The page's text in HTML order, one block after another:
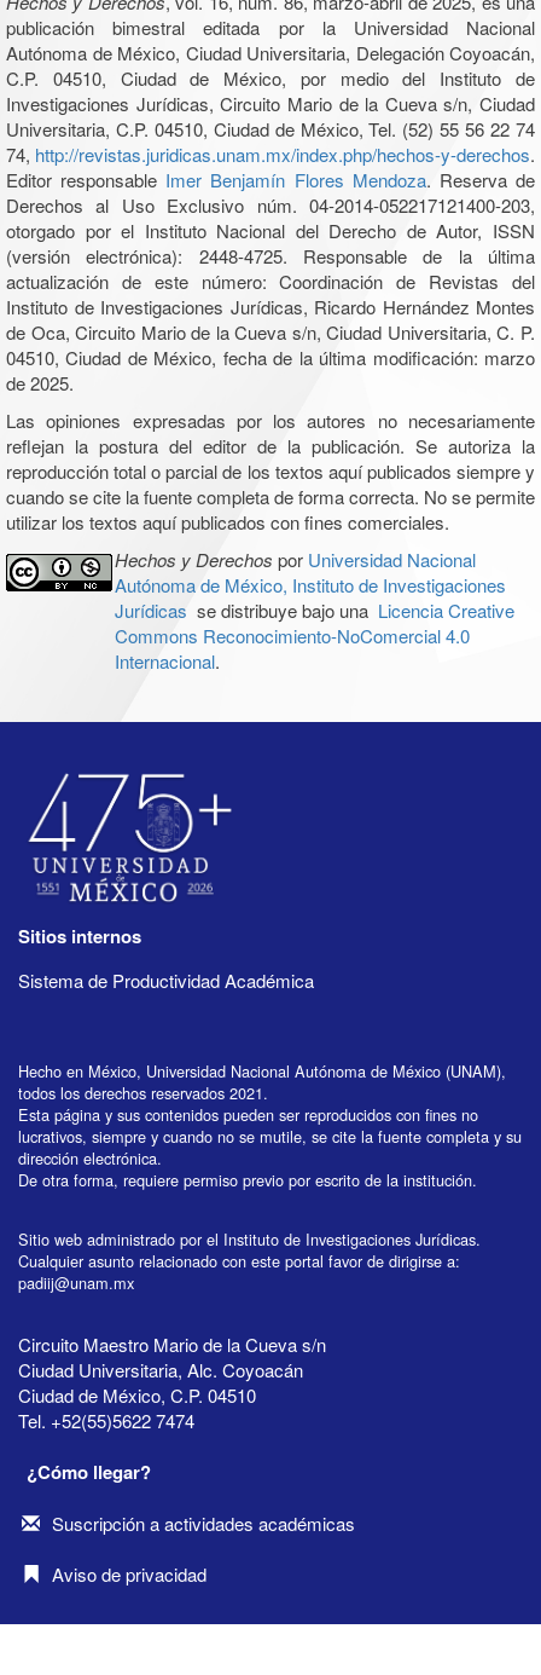
publicación bimestral editada por la Universidad Nacional
Autónoma de México, Ciudad Universitaria, Delegación Coyoacán,
C.P. 04510, Ciudad de México, por medio del Instituto de
Investigaciones Jurídicas, Circuito Mario de la Cueva s/n, Ciudad
Universitaria, C.P. 04510, Ciudad de México, Tel. (52) 55 56 22 74
74, http://revistas.juridicas.unam.mx/index.php/hechos-y-derechos.
Editor responsable Imer Benjamín Flores Mendoza. Reserva de
Derechos al Uso Exclusivo núm. 04-2014-052217121400-203,
otorgado por el Instituto Nacional del Derecho de Autor, ISSN
(versión electrónica): 2448-4725. Responsable de la última
actualización de este número: Coordinación de Revistas del
Instituto de Investigaciones Jurídicas, Ricardo Hernández Montes
de Oca, Circuito Mario de la Cueva s/n, Ciudad Universitaria, C. P.
04510, Ciudad de México, fecha de la última modificación: marzo
de 2025.
Las opiniones expresadas por los autores no necesariamente
reflejan la postura del editor de la publicación. Se autoriza la
reproducción total o parcial de los textos aquí publicados siempre y
cuando se cite la fuente completa de forma correcta. No se permite
utilizar los textos aquí publicados con fines comerciales.
Hechos y Derechos por Universidad Nacional
Autónoma de México, Instituto de Investigaciones
Jurídicas se distribuye bajo una Licencia Creative
Commons Reconocimiento-NoComercial 4.0
Internacional.
Sitios internos
Sistema de Productividad Académica
Hecho en México, Universidad Nacional Autónoma de México (UNAM),
todos los derechos reservados 2021.
Esta página y sus contenidos pueden ser reproducidos con fines no
lucrativos, siempre y cuando no se mutile, se cite la fuente completa y su
dirección electrónica.
De otra forma, requiere permiso previo por escrito de la institución.
Sitio web administrado por el Instituto de Investigaciones Jurídicas.
Cualquier asunto relacionado con este portal favor de dirigirse a:
padiij@unam.mx
Circuito Maestro Mario de la Cueva s/n
Ciudad Universitaria, Alc. Coyoacán
Ciudad de México, C.P. 04510
Tel. +52(55)5622 7474
¿Cómo llegar?
Suscripción a actividades académicas
Aviso de privacidad